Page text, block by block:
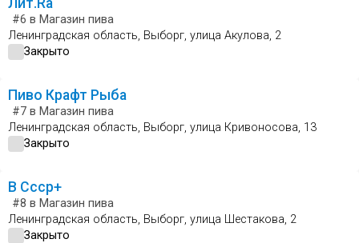
Лит.Ra
#6 в Магазин пива
Ленинградская область, Выборг, улица Акулова, 2
Закрыто
Пиво Крафт Рыба
#7 в Магазин пива
Ленинградская область, Выборг, улица Кривоносова, 13
Закрыто
В Ссср+
#8 в Магазин пива
Ленинградская область, Выборг, улица Шестакова, 2
Закрыто